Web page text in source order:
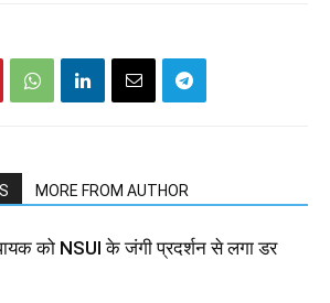
MORE FROM AUTHOR
को NSUI के जंगी प्रदर्शन से लगा डर